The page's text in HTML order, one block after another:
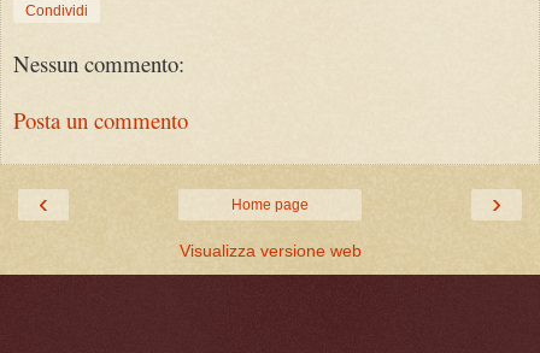
Condividi
Nessun commento:
Posta un commento
‹ ›
Home page
Visualizza versione web